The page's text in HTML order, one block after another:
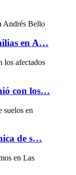
en A…
con los…
de s…